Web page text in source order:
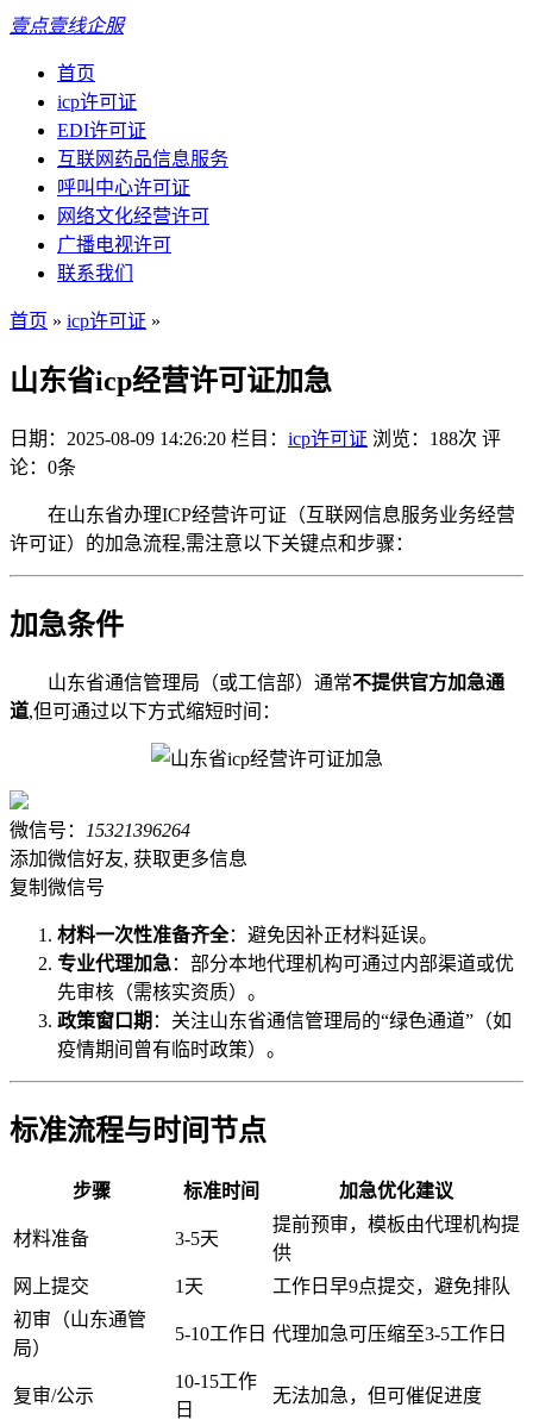
壹点壹线企服
首页
icp许可证
EDI许可证
互联网药品信息服务
呼叫中心许可证
网络文化经营许可
广播电视许可
联系我们
首页 » icp许可证 »
山东省icp经营许可证加急
日期：2025-08-09 14:26:20 栏目： icp许可证 浏览：188次 评
论：0条
在山东省办理ICP经营许可证（互联网信息服务业务经营
许可证）的加急流程,需注意以下关键点和步骤：
加急条件
山东省通信管理局（或工信部）通常不提供官方加急通
道,但可通过以下方式缩短时间：
微信号：
15321396264
添加微信好友, 获取更多信息
复制微信号
材料一次性准备齐全：避免因补正材料延误。
专业代理加急：部分本地代理机构可通过内部渠道或优
先审核（需核实资质）。
政策窗口期 ：关注山东省通信管理局的“绿色通道”（如
疫情期间曾有临时政策）。
标准流程与时间节点
步骤 标准时间 加急优化建议
材料准备 3-5天
提前预审，模板由代理机构提
供
网上提交
1天
工作日早9点提交，避免排队
初审（山东通管
局）
5-10工作日 代理加急可压缩至3-5工作日
复审/公示
10-15工作
日
无法加急，但可催促进度